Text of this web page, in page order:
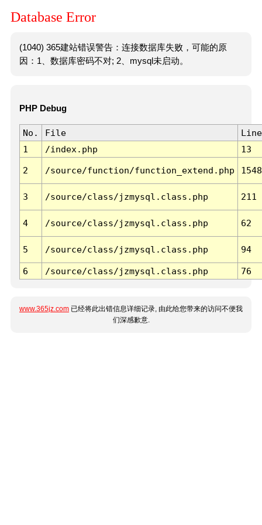
Database Error
(1040) 365建站错误警告：连接数据库失败，可能的原
因：1、数据库密码不对; 2、mysql未启动。
PHP Debug
No. File
Line
1
/index.php 13
2 /source/function/function_extend.php 1548
3 /source/class/jzmysql.class.php 211
4 /source/class/jzmysql.class.php 62
5 /source/class/jzmysql.class.php 94
6 /source/class/jzmysql.class.php 76
www.365jz.com 已经将此出错信息详细记录, 由此给您带来的访问不便我
们深感歉意.